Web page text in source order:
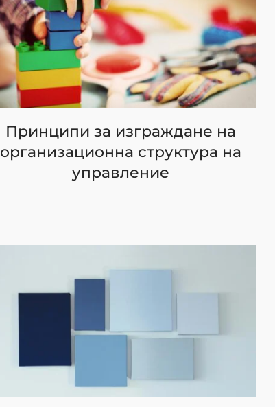
Принципи за изграждане на
организационна структура на
управление